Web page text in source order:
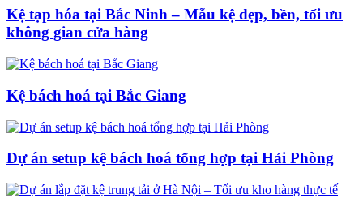
Kệ tạp hóa tại Bắc Ninh – Mẫu kệ đẹp, bền, tối ưu
không gian cửa hàng
Kệ bách hoá tại Bắc Giang
Dự án setup kệ bách hoá tổng hợp tại Hải Phòng